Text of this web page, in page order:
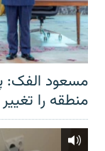
مسعود الفک:
منطقه را